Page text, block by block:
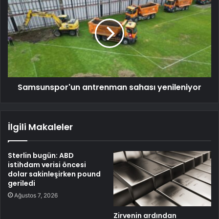
Samsunspor'un antrenman sahası yenileniyor
İlgili Makaleler
Sterlin bugün: ABD
istihdam verisi öncesi
dolar sakinleşirken pound
geriledi
Ağustos 7, 2026
Zirvenin ardından